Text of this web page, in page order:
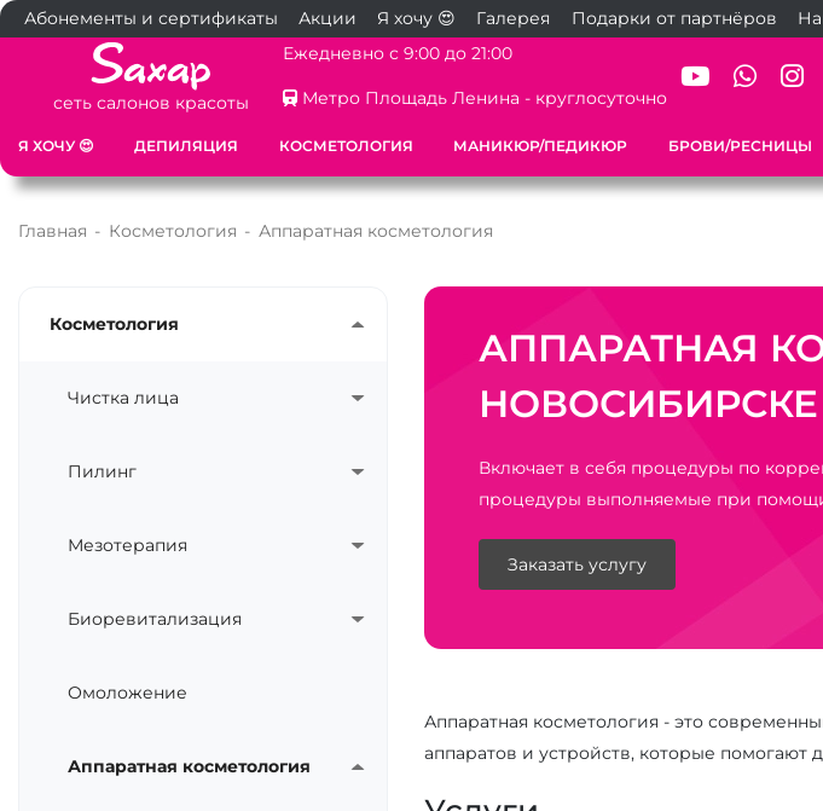
Абонементы и сертификаты Акции Я хочу 😍 Галерея Подарки от партнёров
сеть салонов красоты
Ежедневно с 9:00 до 21:00
Метро Площадь Ленина - круглосуточно
Я ХОЧУ 😍 ДЕПИЛЯЦИЯ КОСМЕТОЛОГИЯ МАНИКЮР/ПЕДИКЮР БРОВИ/РЕСНИЦЫ
Главная - Косметология - Аппаратная косметология
Косметология
Чистка лица
Пилинг
Мезотерапия
Биоревитализация
Омоложение
Аппаратная косметология
АППАРАТНАЯ
НОВОСИБИРСКЕ
Включает в себя процедуры по
процедуры выполняемые при
Заказать услугу
Аппаратная косметология - это
аппаратов и устройств, которые помогают